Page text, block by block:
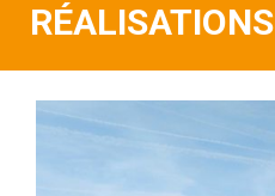
RÉALISATIONS